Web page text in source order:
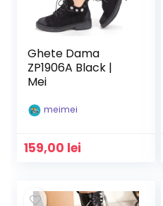
Ghete Dama
ZP1906A Black |
Mei
meimei
159,00 lei